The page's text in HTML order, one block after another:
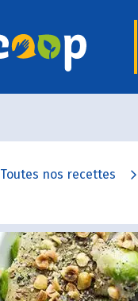
Toutes nos recettes